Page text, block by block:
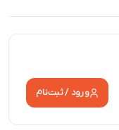
ورود / ثبت‌نام